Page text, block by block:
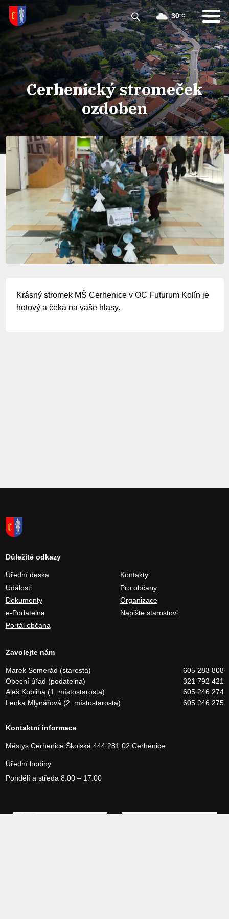
30°C
Cerhenický stromeček
ozdoben
Krásný stromek MŠ Cerhenice v OC Futurum Kolín je
hotový a čeká na vaše hlasy.
Důležité odkazy
Úřední deska
Události
Dokumenty
e-Podatelna
Portál občana
Kontakty
Pro občany
Organizace
Napište starostovi
Zavolejte nám
Marek Semerád (starosta)
605 283 808
Obecní úřad (podatelna)
321 792 421
Aleš Kobliha (1. místostarosta)
605 246 274
Lenka Mlynářová (2. místostarosta)
605 246 275
Kontaktní informace
Městys CerheniceŠkolská 444281 02 Cerhenice
Úřední hodiny
Pondělí a středa 8:00 – 17:00